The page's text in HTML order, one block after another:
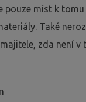
pouze míst k
Také
zda není